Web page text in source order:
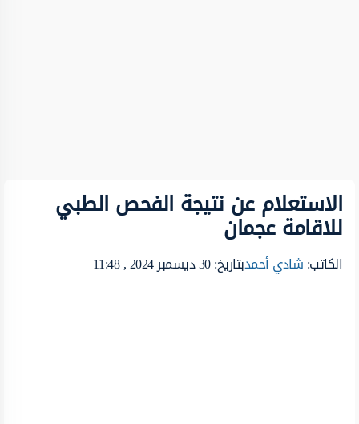
الاستعلام عن نتيجة الفحص الطبي
للاقامة عجمان
الكاتب:شادي أحمدبتاريخ: 30 ديسمبر 2024 , 11:48